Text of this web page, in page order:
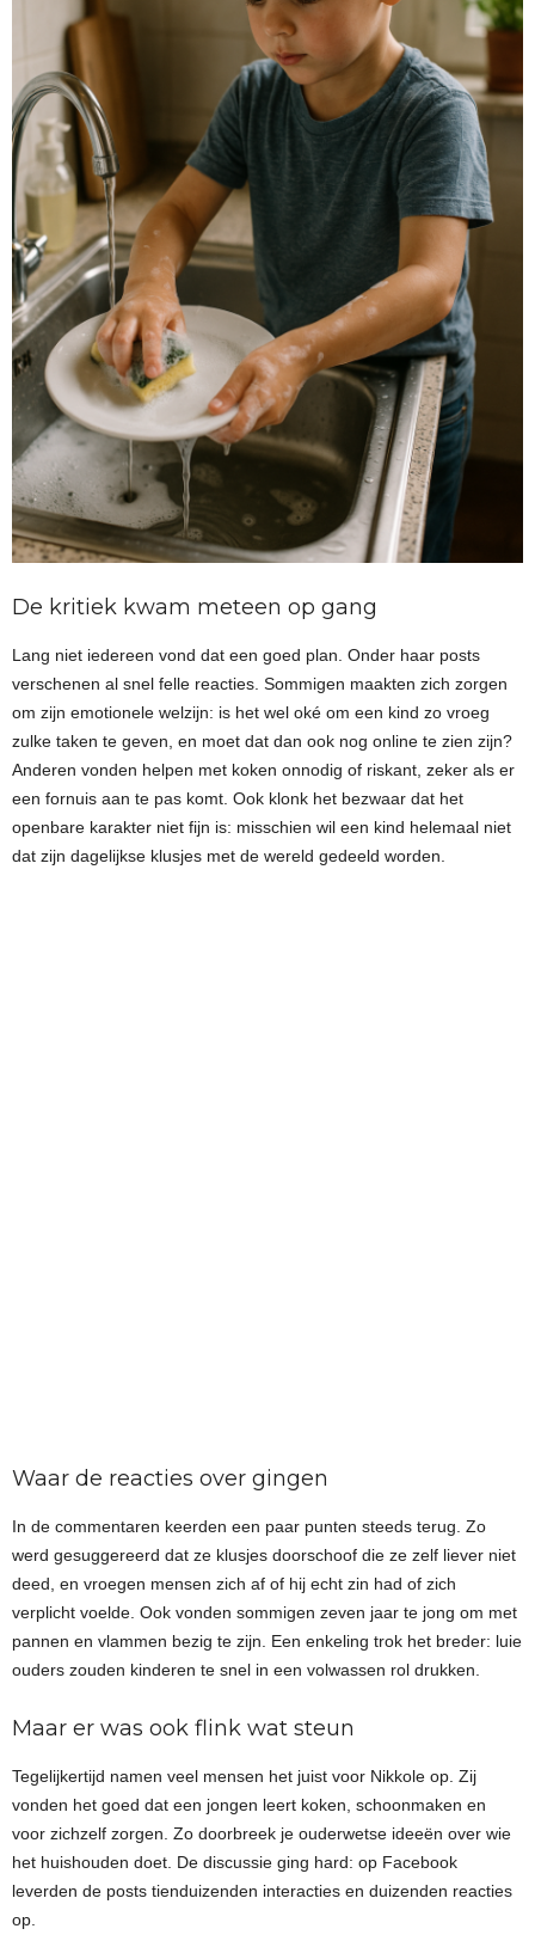
De kritiek kwam meteen op gang
Lang niet iedereen vond dat een goed plan. Onder haar posts
verschenen al snel felle reacties. Sommigen maakten zich zorgen
om zijn emotionele welzijn: is het wel oké om een kind zo vroeg
zulke taken te geven, en moet dat dan ook nog online te zien zijn?
Anderen vonden helpen met koken onnodig of riskant, zeker als er
een fornuis aan te pas komt. Ook klonk het bezwaar dat het
openbare karakter niet fijn is: misschien wil een kind helemaal niet
dat zijn dagelijkse klusjes met de wereld gedeeld worden.
Waar de reacties over gingen
In de commentaren keerden een paar punten steeds terug. Zo
werd gesuggereerd dat ze klusjes doorschoof die ze zelf liever niet
deed, en vroegen mensen zich af of hij echt zin had of zich
verplicht voelde. Ook vonden sommigen zeven jaar te jong om met
pannen en vlammen bezig te zijn. Een enkeling trok het breder: luie
ouders zouden kinderen te snel in een volwassen rol drukken.
Maar er was ook flink wat steun
Tegelijkertijd namen veel mensen het juist voor Nikkole op. Zij
vonden het goed dat een jongen leert koken, schoonmaken en
voor zichzelf zorgen. Zo doorbreek je ouderwetse ideeën over wie
het huishouden doet. De discussie ging hard: op Facebook
leverden de posts tienduizenden interacties en duizenden reacties
op.